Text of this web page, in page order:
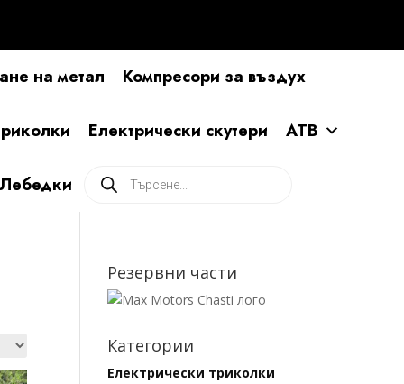
на метал Компресори за въздух
Електрически скутери АТВ
search
Резервни части
Категории
Електрически триколки